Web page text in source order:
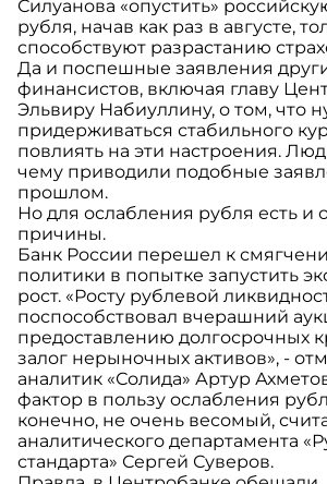
Силуанова «опустить»
рубля, начав как раз в августе,
способствуют разрастанию
Да и поспешные заявления
финансистов, включая главу
Эльвиру Набиуллину, о том, что
придерживаться стабильного
повлиять на эти настроения.
чему приводили подобные
прошлом.
Но для ослабления рубля есть и
причины.
Банк России перешел к
политики в попытке запустить
рост. «Росту рублевой
поспособствовал вчерашний
предоставлению долгосрочных
залог нерыночных активов», -
аналитик «Солида» Артур
фактор в пользу ослабления
конечно, не очень весомый,
аналитического департамента
стандарта» Сергей Суверов.